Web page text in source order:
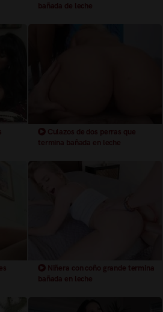
bañada de leche
Culazos de dos perras que
termina bañada en leche
Niñera con coño grande termina
bañada en leche